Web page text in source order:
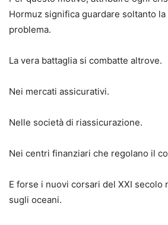
Hormuz significa guardare soltanto
problema.
La vera battaglia si combatte altrove.
Nei mercati assicurativi.
Nelle società di riassicurazione.
Nei centri finanziari che regolano il
E forse i nuovi corsari del XXI secolo
sugli oceani.